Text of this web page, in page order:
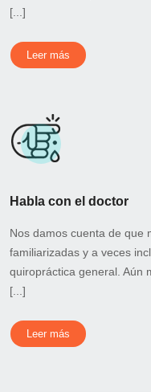
[...]
Leer más
Habla con el doctor
Nos damos cuenta de que
familiarizadas y a veces
quiropráctica general. Aún
[...]
Leer más